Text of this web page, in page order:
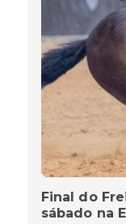
Final do
sábado na